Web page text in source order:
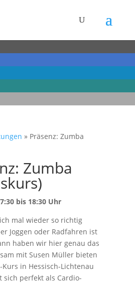
» Präsenz: Zumba
Zumba
bis 18:30 Uhr
mal wieder so richtig
Joggen oder Radfahren ist
haben wir hier genau das
mit Susen Müller bieten
in Hessisch-Lichtenau
sich perfekt als Cardio-